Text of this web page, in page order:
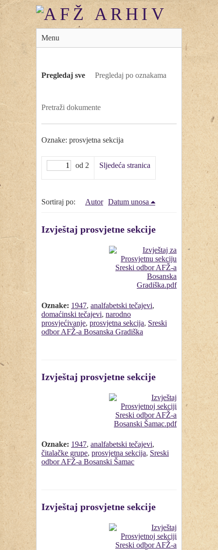
Menu
Pregledaj sve Pregledaj po oznakama
Pretraži dokumente
Oznake: prosvjetna sekcija
od 2 Sljedeća stranica
Sortiraj po: Autor Datum unosa
Izvještaj prosvjetne sekcije
Oznake: 1947, analfabetski tečajevi,
domaćinski tečajevi, narodno
prosvjećivanje, prosvjetna sekcija, Sreski
odbor AFŽ-a Bosanska Gradiška
Izvještaj prosvjetne sekcije
Oznake: 1947, analfabetski tečajevi,
čitalačke grupe, prosvjetna sekcija, Sreski
odbor AFŽ-a Bosanski Šamac
Izvještaj prosvjetne sekcije